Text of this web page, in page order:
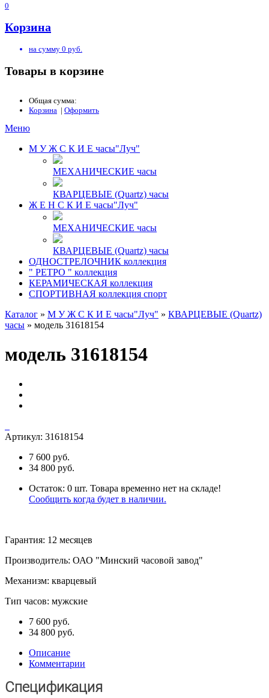
0
Корзина
на сумму 0 руб.
Товары в корзине
Общая сумма:
Корзина | Оформить
Меню
М У Ж С К И Е часы"Луч"
МЕХАНИЧЕCКИЕ часы
КВАРЦЕВЫЕ (Quartz) часы
Ж Е Н С К И Е часы"Луч"
МЕХАНИЧЕСКИЕ часы
КВАРЦЕВЫЕ (Quartz) часы
ОДНОСТРЕЛОЧНИК коллекция
" РЕТРО " коллекция
КЕРАМИЧЕСКАЯ коллекция
СПОРТИВНАЯ коллекция спорт
Каталог » М У Ж С К И Е часы"Луч" » КВАРЦЕВЫЕ (Quartz)
часы » модель 31618154
модель 31618154
Артикул: 31618154
7 600 руб.
34 800 руб.
Остаток: 0 шт. Товара временно нет на складе!
Сообщить когда будет в наличии.
Гарантия: 12 месяцев
Производитель: ОАО "Минский часовой завод"
Механизм: кварцевый
Тип часов: мужские
7 600 руб.
34 800 руб.
Описание
Комментарии
Спецификация